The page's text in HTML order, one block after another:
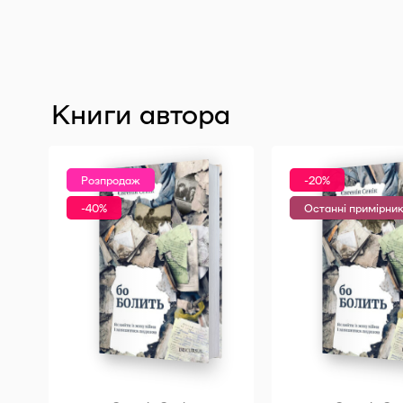
Книги автора
Розпродаж
-40%
-20%
Останні